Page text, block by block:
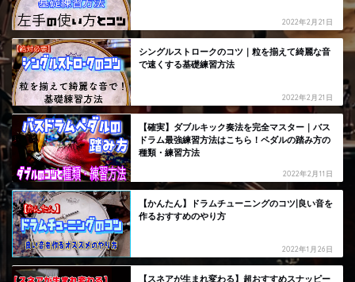
2022年2月21日
シングルストロークのコツ｜粒を揃えて綺麗な音
で速くする基礎練習方法
2022年2月21日
【確実】ダブルキック奏法を完全マスター｜バス
ドラム最強練習方法はこちら！ペダルの踏み方の
種類・練習方法
2022年2月11日
【かんたん】ドラムチューニングのコツ|良い音を
作るおすすめのやり方
2022年1月26日
【スネアが生まれ変わる】超おすすめスナッピー